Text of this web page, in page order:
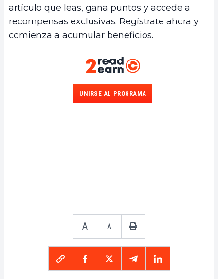
artículo que leas, gana puntos y accede a
recompensas exclusivas. Regístrate ahora y
comienza a acumular beneficios.
UNIRSE AL PROGRAMA
A A